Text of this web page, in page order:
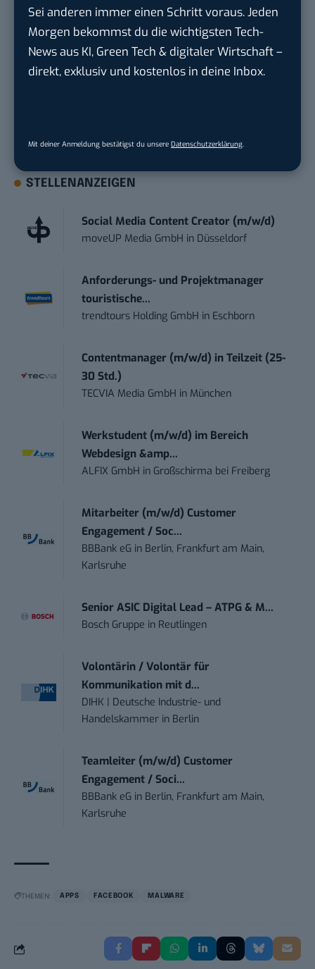
Sei anderen immer einen Schritt voraus. Jeden
Morgen bekommst du die wichtigsten Tech-
News aus KI, Green Tech & digitaler Wirtschaft –
direkt, exklusiv und kostenlos in deine Inbox.
Mit deiner Anmeldung bestätigst du unsere Datenschutzerklärung.
Du möchtest nicht abgehängt werden
, wenn es um
KI, Green Tech und die Tech-Themen von Morgen
geht? Über 12.000 smarte Leser bekommen jeden
kostenlos anmelden.
STELLENANZEIGEN
Social Media Content Creator (m/w/d)
moveUP Media GmbH in Düsseldorf
Anforderungs- und Projektmanager
touristische...
trendtours Holding GmbH in Eschborn
Contentmanager (m/w/d) in Teilzeit (25-
30 Std.)
TECVIA Media GmbH in München
Werkstudent (m/w/d) im Bereich
Webdesign &amp...
ALFIX GmbH in Großschirma bei Freiberg
Mitarbeiter (m/w/d) Customer
Engagement / Soc...
BBBank eG in Berlin, Frankfurt am Main,
Karlsruhe
Senior ASIC Digital Lead – ATPG & M...
Bosch Gruppe in Reutlingen
Volontärin / Volontär für
Kommunikation mit d...
DIHK | Deutsche Industrie- und
Handelskammer in Berlin
Teamleiter (m/w/d) Customer
Engagement / Soci...
BBBank eG in Berlin, Frankfurt am Main,
Karlsruhe
THEMEN: APPS FACEBOOK MALWARE